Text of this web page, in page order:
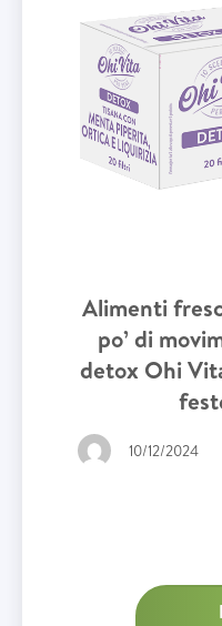
Alimenti
po’ di
detox Ohi
10/12/2024